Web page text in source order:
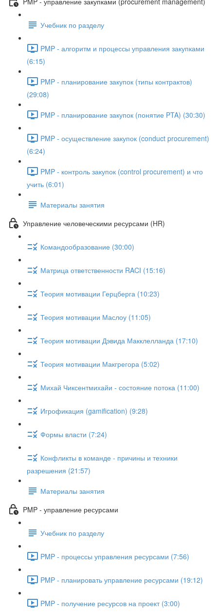
Учебник по разделу
PMP - алгоритм и процессы управления закупками
(6:15)
PMP - планирование закупок (типы контрактов)
(29:08)
PMP - планирование закупок (понятие PTA) (30:30)
PMP - осуществление закупок (conduct procurement)
(6:24)
PMP - контроль закупок (control procurement) и что
учить (6:01)
Материалы занятия
Управление человеческими ресурсами (HR)
Командообразование (30:00)
Матрица ответственности RACI (15:16)
Теория мотивации Герцберга (10:23)
Теория мотивации Маслоу (11:05)
Теория мотивации Дэвида Макклелланда (17:10)
Теория мотивации Макгрегора (5:02)
Михай Чиксентмихайи - состояние потока (11:00)
Игрофикация (gamification) (9:28)
Формы власти (7:24)
Конфликты в команде - причины и техники
разрешения (21:57)
Материалы занятия
PMP - управление ресурсами
Учебник по разделу
PMP - процессы управления ресурсами (7:56)
PMP - планировать управление ресурсами (19:12)
PMP - получение ресурсов на проект (3:00)